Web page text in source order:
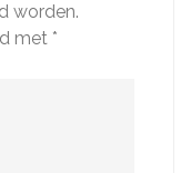
worden.
met *